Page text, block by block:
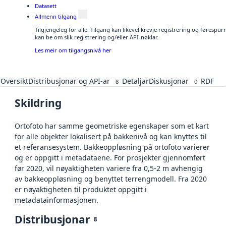
Datasett
Allmenn tilgang
Tilgjengeleg for alle. Tilgang kan likevel krevje registrering og
kan be om slik registrering og/eller API-nøklar.
Les meir om tilgangsnivå her
OversiktDistribusjonar og API-ar 8 DetaljarDiskusjonar 0 RDF
Skildring
Ortofoto har samme geometriske egenskaper som et kart
for alle objekter lokalisert på bakkenivå og kan knyttes til
et referansesystem. Bakkeoppløsning på ortofoto varierer
og er oppgitt i metadataene. For prosjekter gjennomført
før 2020, vil nøyaktigheten variere fra 0,5-2 m avhengig
av bakkeoppløsning og benyttet terrengmodell. Fra 2020
er nøyaktigheten til produktet oppgitt i
metadatainformasjonen.
Distribusjonar 8